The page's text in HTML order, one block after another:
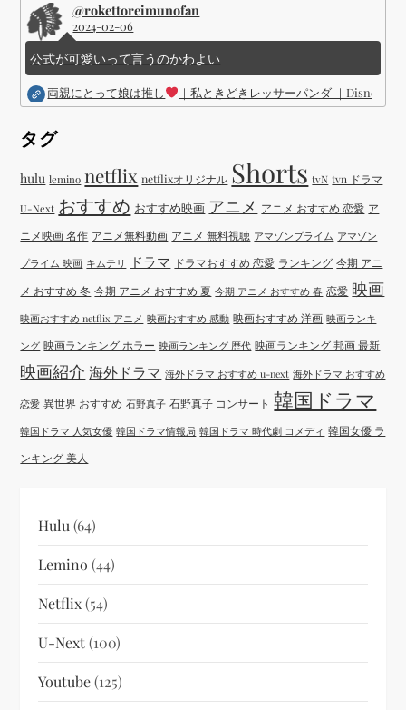
@rokettoreimunofan
2024-02-06
公式が可愛いって言うのかわよい
両親にとって娘は推し ｜私ときどきレッサーパンダ ｜Disney (
タグ
hulu lemino netflix netflixオリジナル Shorts tvN tvn ドラマ
U-Next おすすめ おすすめ映画 アニメ アニメ おすすめ 恋愛 ア
ニメ映画 名作 アニメ無料動画 アニメ 無料視聴 アマゾンプライム アマゾン
プライム 映画 キムテリ ドラマ ドラマおすすめ 恋愛 ランキング 今期 アニ
メ おすすめ 冬 今期 アニメ おすすめ 夏 今期 アニメ おすすめ 春 恋愛 映画
映画おすすめ netflix アニメ 映画おすすめ 感動 映画おすすめ 洋画 映画ランキ
ング 映画ランキング ホラー 映画ランキング 歴代 映画ランキング 邦画 最新
映画紹介 海外ドラマ 海外ドラマ おすすめ u-next 海外ドラマ おすすめ
恋愛 異世界 おすすめ 石野真子 石野真子 コンサート 韓国ドラマ
韓国ドラマ 人気女優 韓国ドラマ情報局 韓国ドラマ 時代劇 コメディ 韓国女優 ラ
ンキング 美人
Hulu (64)
Lemino (44)
Netflix(54)
U-Next(100)
Youtube(125)